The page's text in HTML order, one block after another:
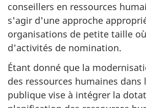
conseillers en ressources
s'agir d'une approche
organisations de petite taille
d'activités de nomination.
Étant donné que la
des ressources humaines dans
publique vise à intégrer la